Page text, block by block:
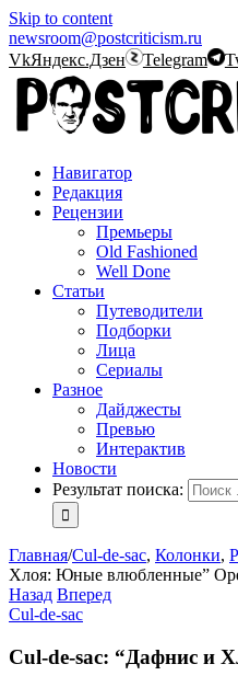
Skip to content
newsroom@postcriticism.ru
VkЯндекс.Дзен Telegram
Навигатор
Редакция
Рецензии
Премьеры
Old Fashioned
Well Done
Статьи
Путеводители
Подборки
Лица
Сериалы
Разное
Дайджесты
Превью
Интерактив
Новости
Результат поиска:
Главная/Cul-de-sac, Колонки,
Хлоя: Юные влюбленные”
Назад Вперед
Cul-de-sac
Cul-de-sac: “Дафнис и